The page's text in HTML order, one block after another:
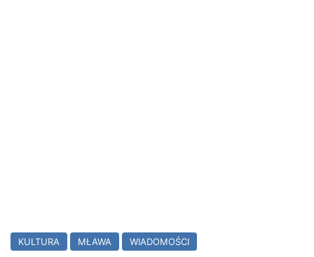
KULTURA MŁAWA WIADOMOŚCI